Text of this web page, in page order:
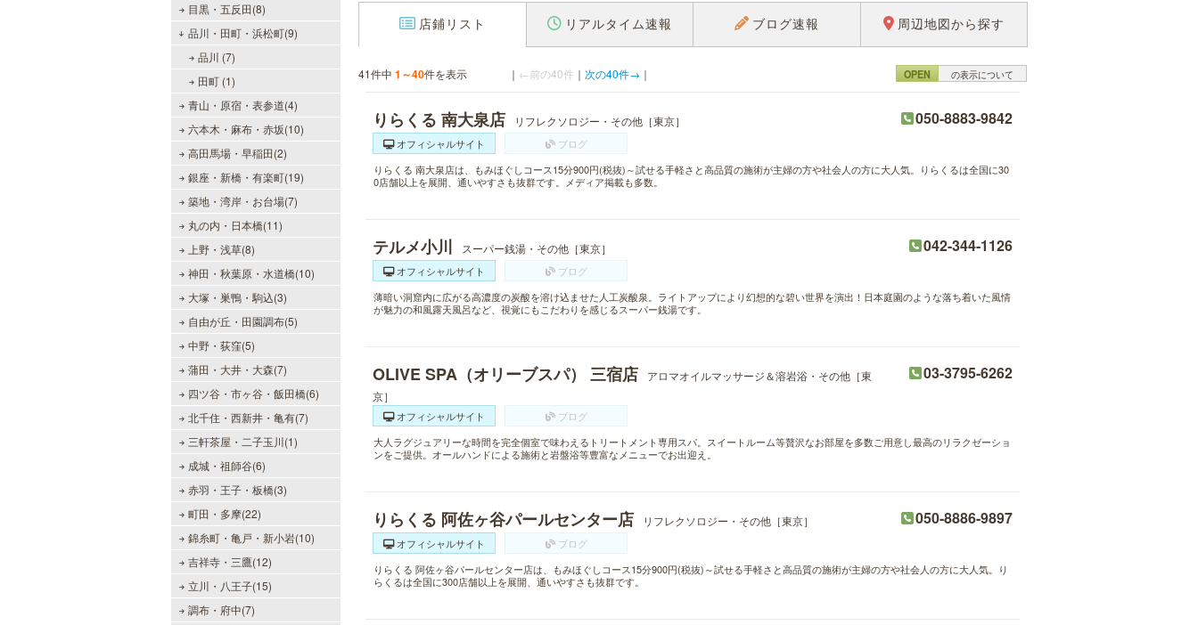
目黒・五反田(8)
品川・田町・浜松町(9)
品川 (7)
田町 (1)
青山・原宿・表参道(4)
六本木・麻布・赤坂(10)
高田馬場・早稲田(2)
銀座・新橋・有楽町(19)
築地・湾岸・お台場(7)
丸の内・日本橋(11)
上野・浅草(8)
神田・秋葉原・水道橋(10)
大塚・巣鴨・駒込(3)
自由が丘・田園調布(5)
中野・荻窪(5)
蒲田・大井・大森(7)
四ツ谷・市ヶ谷・飯田橋(6)
北千住・西新井・亀有(7)
三軒茶屋・二子玉川(1)
成城・祖師谷(6)
赤羽・王子・板橋(3)
町田・多摩(22)
錦糸町・亀戸・新小岩(10)
吉祥寺・三鷹(12)
立川・八王子(15)
調布・府中(7)
店鋪リスト リアルタイム速報 ブログ速報 周辺地図から探す
41件中 1～40件を表示 ｜ ←前の40件 ｜ 次の40件→ ｜ OPEN の表示について
りらくる 南大泉店 リフレクソロジー・その他［東京］ 050-8883-9842
オフィシャルサイト
ブログ
りらくる 南大泉店は、もみほぐしコース15分900円(税抜)～試せる手軽さと高品質の施術が主婦の方や社会人の方に大人気。りらくるは全国に30
0店舗以上を展開、通いやすさも抜群です。メディア掲載も多数。
テルメ小川 スーパー銭湯・その他［東京］ 042-344-1126
オフィシャルサイト
ブログ
薄暗い洞窟内に広がる高濃度の炭酸を溶け込ませた人工炭酸泉。ライトアップにより幻想的な碧い世界を演出！日本庭園のような落ち着いた風情
が魅力の和風露天風呂など、視覚にもこだわりを感じるスーパー銭湯です。
OLIVE SPA（オリーブスパ） 三宿店
アロマオイルマッサージ＆溶岩浴・その他［東
京］
03-3795-6262
オフィシャルサイト
ブログ
大人ラグジュアリーな時間を完全個室で味わえるトリートメント専用スパ。スイートルーム等贅沢なお部屋を多数ご用意し最高のリラクゼーショ
ンをご提供。オールハンドによる施術と岩盤浴等豊富なメニューでお出迎え。
りらくる 阿佐ヶ谷パールセンター店 リフレクソロジー・その他［東京］ 050-8886-9897
オフィシャルサイト
ブログ
りらくる 阿佐ヶ谷パールセンター店は、もみほぐしコース15分900円(税抜)～試せる手軽さと高品質の施術が主婦の方や社会人の方に大人気。り
らくるは全国に300店舗以上を展開、通いやすさも抜群です。